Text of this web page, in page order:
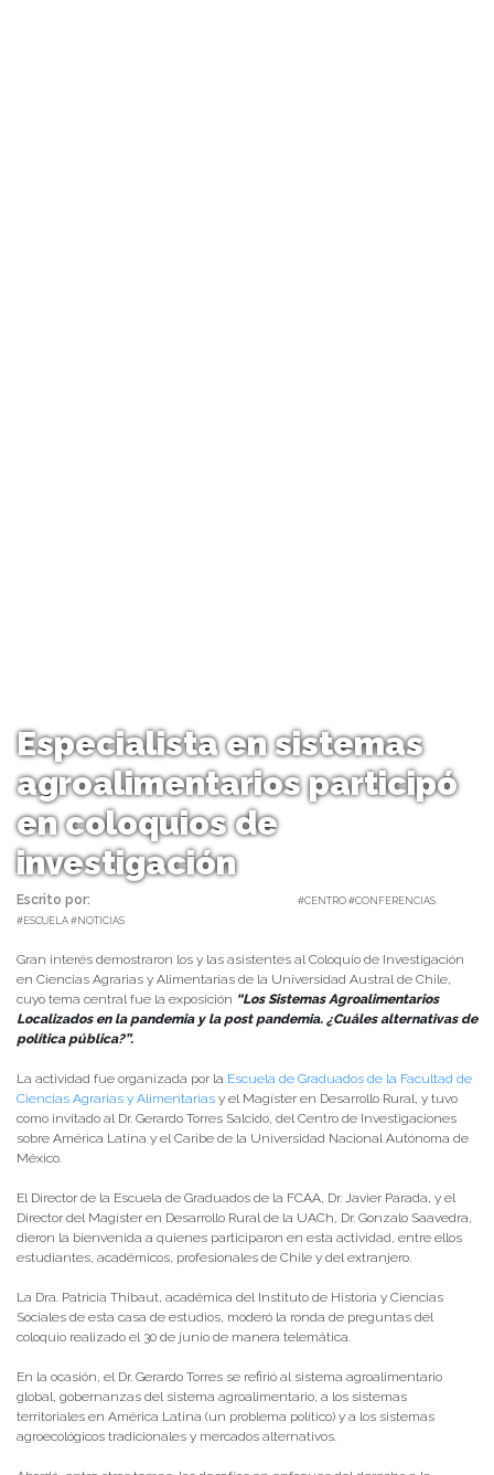
Especialista en sistemas
agroalimentarios participó
en coloquios de
investigación
Escrito por:
#CENTRO #CONFERENCIAS
#ESCUELA #NOTICIAS
Gran interés demostraron los y las asistentes al Coloquio de Investigación
en Ciencias Agrarias y Alimentarias de la Universidad Austral de Chile,
cuyo tema central fue la exposición “Los Sistemas Agroalimentarios
Localizados en la pandemia y la post pandemia. ¿Cuáles alternativas de
política pública?”.
La actividad fue organizada por la Escuela de Graduados de la Facultad de
Ciencias Agrarias y Alimentarias y el Magíster en Desarrollo Rural, y tuvo
como invitado al Dr. Gerardo Torres Salcido, del Centro de Investigaciones
sobre América Latina y el Caribe de la Universidad Nacional Autónoma de
México.
El Director de la Escuela de Graduados de la FCAA, Dr. Javier Parada, y el
Director del Magíster en Desarrollo Rural de la UACh, Dr. Gonzalo Saavedra,
dieron la bienvenida a quienes participaron en esta actividad, entre ellos
estudiantes, académicos, profesionales de Chile y del extranjero.
La Dra. Patricia Thibaut, académica del Instituto de Historia y Ciencias
Sociales de esta casa de estudios, moderó la ronda de preguntas del
coloquio realizado el 30 de junio de manera telemática.
En la ocasión, el Dr. Gerardo Torres se refirió al sistema agroalimentario
global, gobernanzas del sistema agroalimentario, a los sistemas
territoriales en América Latina (un problema político) y a los sistemas
agroecológicos tradicionales y mercados alternativos.